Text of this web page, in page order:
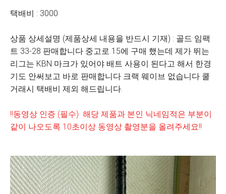
택배비 : 3000
상품 상세설명 (제품상세 내용을 반드시 기재) : 골드 임팩
트 33-28 판매합니다 중고로 15에 구매 했는데 제가 뛰는
리그는 KBN 마크가 있어야 배트 사용이 된다고 해서 한경
기도 안써보고 바로 판매합니다 크랙 웨이브 없습니다 쿨
거래시 택배비 제외 해드립니다.
!!동영상 인증 (필수) 해당 제품과 본인 닉네임적은 부분이
같이 나오도록 10초이상 동영상 촬영분을 올려주세요!!